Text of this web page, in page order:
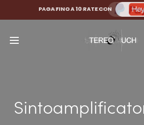
PAGA FINO A 10 RATE CON